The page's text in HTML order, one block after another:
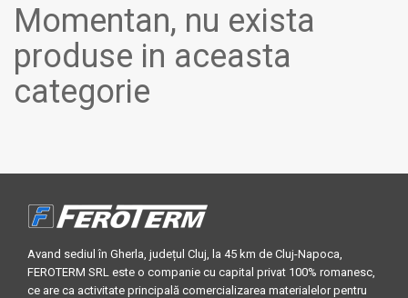
Momentan, nu exista
produse in aceasta
categorie
Avand sediul în Gherla, județul Cluj, la 45 km de Cluj-Napoca,
FEROTERM SRL este o companie cu capital privat 100% romanesc,
ce are ca activitate principală comercializarea materialelor pentru